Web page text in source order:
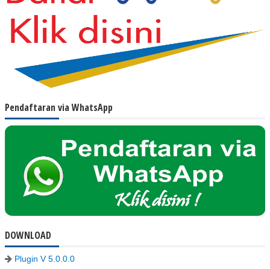
Pendaftaran via WhatsApp
DOWNLOAD
Plugin V 5.0.0.0